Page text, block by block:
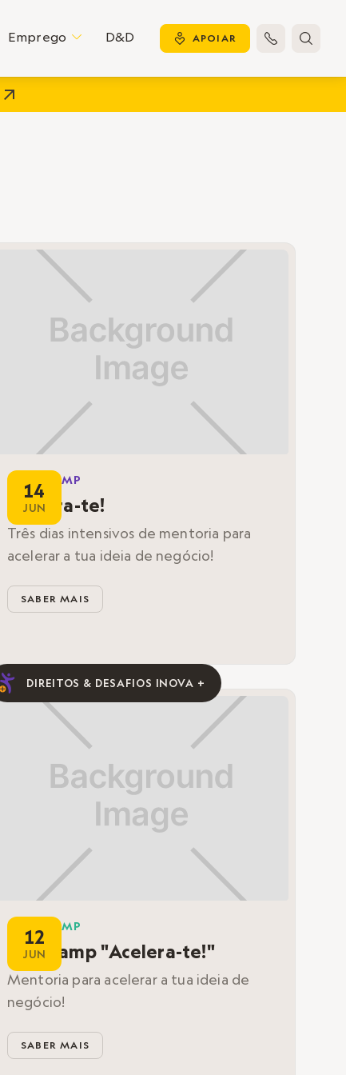
Emprego C D&D y APOIAR  
14
JUN
BOOTCAMP
Acelera-te!
Três dias intensivos de mentoria para
acelerar a tua ideia de negócio!
SABER MAIS
DIREITOS & DESAFIOS INOVA +
12
JUN
BOOTCAMP
Bootcamp "Acelera-te!"
Mentoria para acelerar a tua ideia de
negócio!
SABER MAIS